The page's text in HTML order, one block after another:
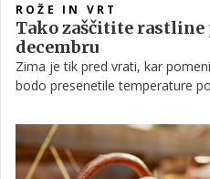
ROŽE IN VRT
Tako zaščitite rastline
decembru
Zima je tik pred vrati, kar
bodo presenetile temperature
rastline, zato je še toliko bolj
pravočasno.